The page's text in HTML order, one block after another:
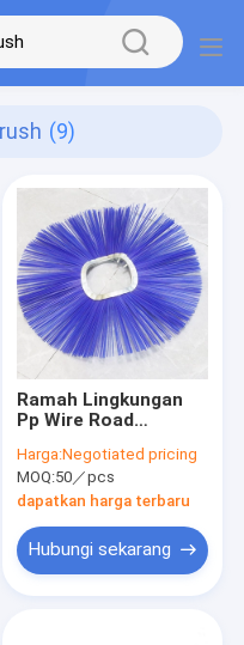
(9)
Ramah Lingkungan
Pp Wire Road
Dengan Logo Dan
Desain
Harga:Negotiated pricing
MOQ:50／pcs
dapatkan harga terbaru
Hubungi sekarang